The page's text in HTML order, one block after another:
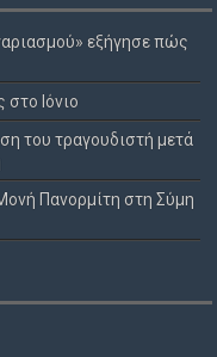
εξήγησε πώς
στο Ιόνιο
του τραγουδιστή μετά
Πανορμίτη στη Σύμη